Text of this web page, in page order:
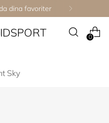
dina favoriter
0
Sky